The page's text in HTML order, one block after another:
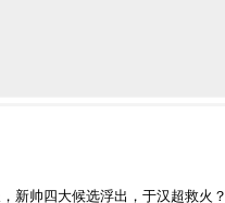
新帅四大候选浮出，于汉超救火？